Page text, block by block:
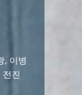
, 이병
전진